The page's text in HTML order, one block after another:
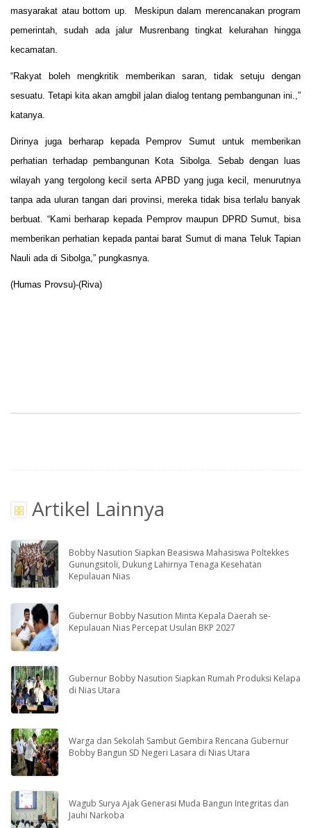
masyarakat atau bottom up. Meskipun dalam merencanakan program
pemerintah, sudah ada jalur Musrenbang tingkat kelurahan hingga
kecamatan.
“Rakyat boleh mengkritik memberikan saran, tidak setuju dengan
sesuatu. Tetapi kita akan amgbil jalan dialog tentang pembangunan ini.,”
katanya.
Dirinya juga berharap kepada Pemprov Sumut untuk memberikan
perhatian terhadap pembangunan Kota Sibolga. Sebab dengan luas
wilayah yang tergolong kecil serta APBD yang juga kecil, menurutnya
tanpa ada uluran tangan dari provinsi, mereka tidak bisa terlalu banyak
berbuat. “Kami berharap kepada Pemprov maupun DPRD Sumut, bisa
memberikan perhatian kepada pantai barat Sumut di mana Teluk Tapian
Nauli ada di Sibolga,” pungkasnya.
(Humas Provsu)-(Riva)
Artikel Lainnya
Bobby Nasution Siapkan Beasiswa Mahasiswa Poltekkes
Gunungsitoli, Dukung Lahirnya Tenaga Kesehatan
Kepulauan Nias
Gubernur Bobby Nasution Minta Kepala Daerah se-
Kepulauan Nias Percepat Usulan BKP 2027
Gubernur Bobby Nasution Siapkan Rumah Produksi Kelapa
di Nias Utara
Warga dan Sekolah Sambut Gembira Rencana Gubernur
Bobby Bangun SD Negeri Lasara di Nias Utara
Wagub Surya Ajak Generasi Muda Bangun Integritas dan
Jauhi Narkoba